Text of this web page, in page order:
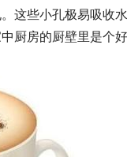
这些小孔极易吸收
厨房的厨壁里是个